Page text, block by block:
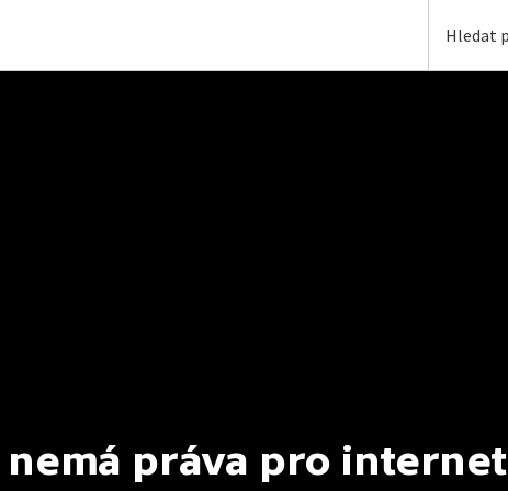
nemá práva pro internet